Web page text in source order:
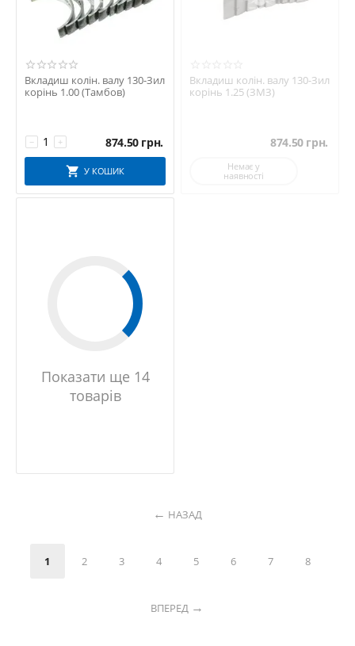
Вкладиш колін. валу 130-Зил
корінь 1.00 (Тамбов)
+
− 874.50 грн.
У КОШИК
Вкладиш колін. валу 130-Зил
корінь 1.25 (ЗМЗ)
874.50 грн.
Немає у
наявності
Показати ще 14
товарів
НАЗАД
1 2 3 4 5 6 7 8
ВПЕРЕД